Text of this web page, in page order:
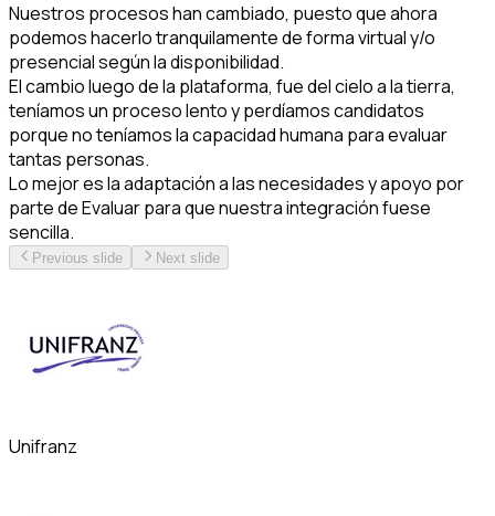
Nuestros procesos han cambiado, puesto que ahora
podemos hacerlo tranquilamente de forma virtual y/o
presencial según la disponibilidad.
El cambio luego de la plataforma, fue del cielo a la tierra,
teníamos un proceso lento y perdíamos candidatos
porque no teníamos la capacidad humana para evaluar
tantas personas.
Lo mejor es la adaptación a las necesidades y apoyo por
parte de Evaluar para que nuestra integración fuese
sencilla.
Previous slide Next slide
Unifranz